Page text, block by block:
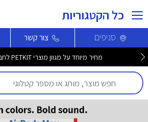
כל הקטגוריות
סניפים צור קשר
מחיר מיוחד על מגוון מוצרי PETKIT לחברי מועדון >>